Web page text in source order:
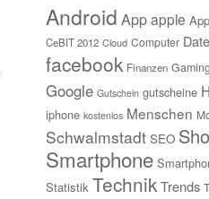
Android Appapple
CeBIT 2012 Cloud Computer
facebook Finanzen Gaming
Google Gutschein gutscheine
iphone kostenlos Menschen
Schwalmstadt SEO
Smartphone
Statistik TechnikTrends